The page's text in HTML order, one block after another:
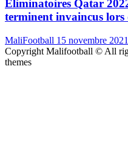
Eliminatoires Qatar
terminent invaincus lors
MaliFootball 15 novembre 2021
Copyright Malifootball © All
themes